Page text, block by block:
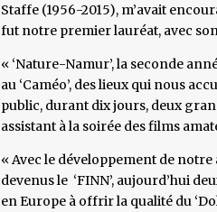
Staffe (1956-2015), m’avait
fut notre premier lauréat, avec
« ‘Nature-Namur’, la seconde
au ‘Caméo’, des lieux qui nous
public, durant dix jours, deux
assistant à la soirée des films
« Avec le développement de
devenus le ‘FINN’, aujourd’hui
en Europe à offrir la qualité du